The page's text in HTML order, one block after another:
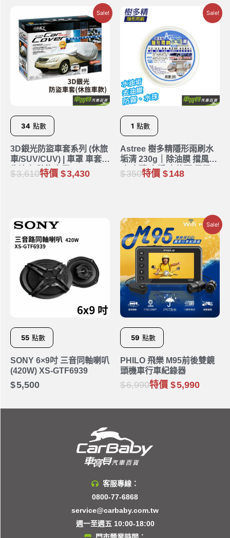
Sale!
34 點數
3D銀光防盜車套系列 (休旅
車/SUV/CUV) | 車罩 車套
牛津布 防盜車罩
3,610特價 3,430
Sale!
1 點數
Astree 樹多精隱形雨刷水
垢清 230g｜除油膜 擋風玻
璃 瓷磚 水垢 水龍頭 馬桶
汙垢
350特價 148
55 點數
SONY 6×9吋 三音同軸喇叭
(420W) XS-GTF6939
5,500
Sale!
59 點數
PHILO 飛樂 M95前後雙鏡
頭機車行車紀錄器
6,990特價 5,990
客服專線：
0800-77-6868
service@carbaby.com.tw
週一至週五 10:00-18:00